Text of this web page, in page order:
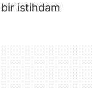
istihdam